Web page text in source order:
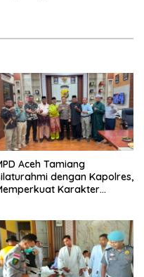
Aceh Tamiang
dengan Kapolres,
Karakter